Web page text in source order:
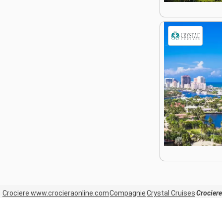
Crociere www.crocieraonline.comCompagnieCrystal Cruises